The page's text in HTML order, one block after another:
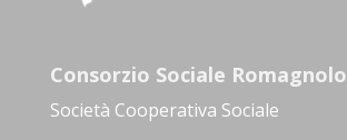
Consorzio Sociale Romagnolo
Società Cooperativa Sociale